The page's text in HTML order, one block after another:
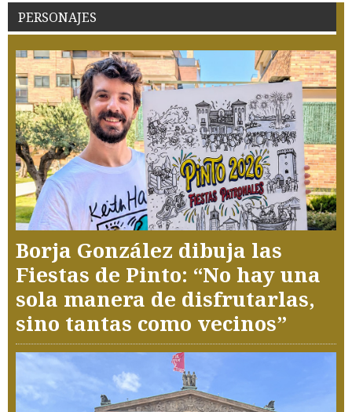
PERSONAJES
Borja González dibuja las
Fiestas de Pinto: “No hay una
sola manera de disfrutarlas,
sino tantas como vecinos”